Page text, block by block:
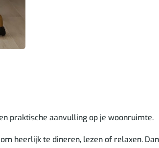
praktische aanvulling op je woonruimte.
heerlijk te dineren, lezen of relaxen.